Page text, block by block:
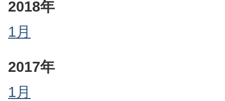
2018年
1月
2017年
1月